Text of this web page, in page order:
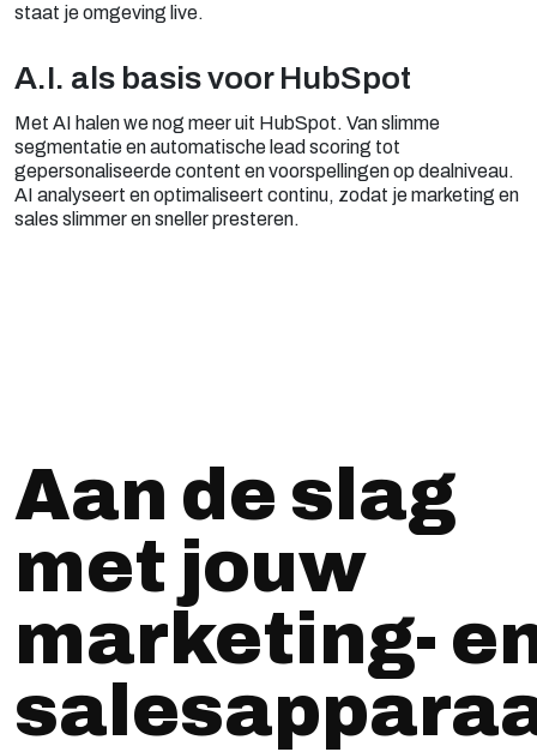
staat je omgeving live.
A.I. als basis voor HubSpot
Met AI halen we nog meer uit HubSpot. Van slimme
segmentatie en automatische lead scoring tot
gepersonaliseerde content en voorspellingen op dealniveau.
AI analyseert en optimaliseert continu, zodat je marketing en
sales slimmer en sneller presteren.
Aan de slag
met jouw
marketing-